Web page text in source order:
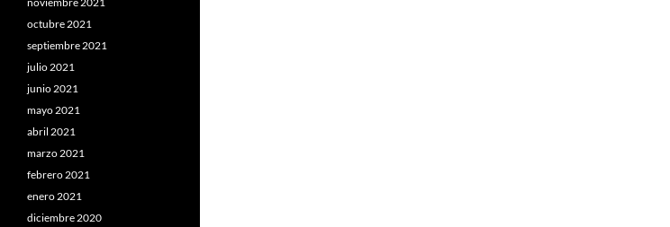
octubre 2021
septiembre 2021
julio 2021
junio 2021
mayo 2021
abril 2021
marzo 2021
febrero 2021
enero 2021
diciembre 2020